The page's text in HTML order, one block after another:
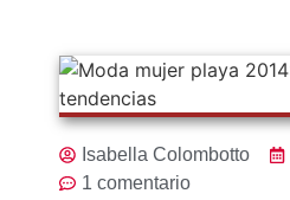
Isabella Colombotto
1 comentario